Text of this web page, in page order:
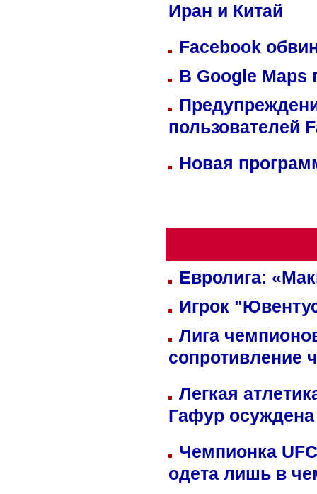
Иран и Китай
Facebook
В Google Maps
пользователей
Новая
Евролига:
Игрок
Лига
сопротивление
Легкая
Гафур осуждена
Чемпионка
одета лишь в